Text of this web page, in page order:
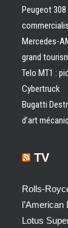
Peugeot
Mercedes-
grand
Telo MT1 :
Cybertruck
Bugatti
d’art
TV
Rolls-
l’American
Lotus